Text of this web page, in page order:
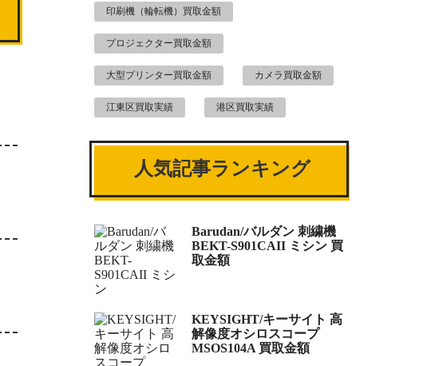
印刷機（輪転機）買取金額
プロジェクター買取金額
大型プリンター買取金額 カメラ買取金額
江東区買取実績 港区買取実績
人気記事ランキング
Barudan/バルダン 刺繍機
BEKT-S901CAII ミシン 買
取金額
KEYSIGHT/キーサイト 高
解像度オシロスコープ
MSOS104A 買取金額